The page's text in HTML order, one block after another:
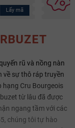
Lấy mã
rũ và nồng nàn
về sự thô ráp truyền
Cru Bourgeois
từ lâu đã được
ngang tầm với các
chúng tôi tự hào